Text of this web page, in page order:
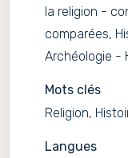
la religion -
comparées,
Archéologie -
Mots clés
Religion,
Langues